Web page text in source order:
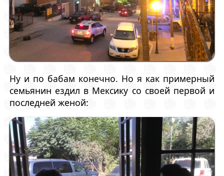
Ну и по бабам конечно. Но я как примерный
семьянин ездил в Мексику со своей первой и
последней женой: